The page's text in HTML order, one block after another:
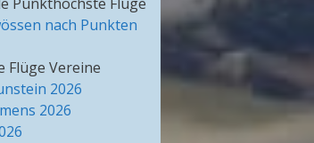
nach Punkten
Flüge Vereine
2026
2026